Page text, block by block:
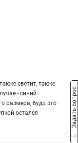
светит, также
- синий.
размера, будь это
остался
Задать вопрос